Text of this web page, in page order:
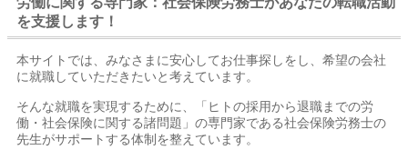
を支援します！
本サイトでは、みなさまに安心してお仕事探しをし、希望の会社
に就職していただきたいと考えています。
そんな就職を実現するために、「ヒトの採用から退職までの労
働・社会保険に関する諸問題」の専門家である社会保険労務士の
先生がサポートする体制を整えています。